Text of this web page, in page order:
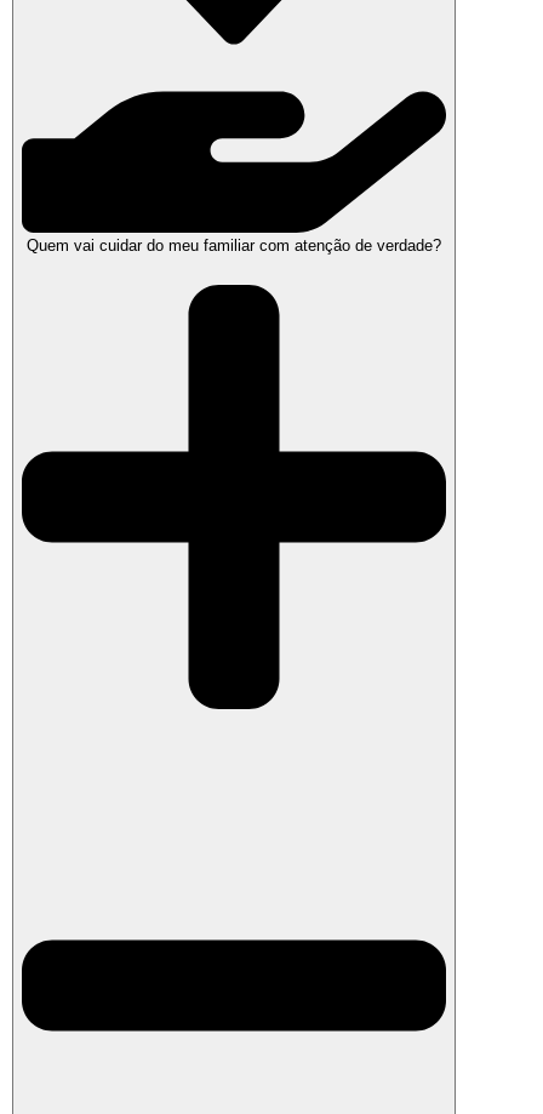
Quem vai cuidar do meu familiar com atenção de verdade?